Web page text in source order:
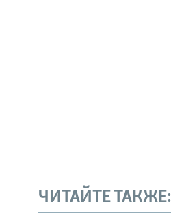
ЧИТАЙТЕ ТАКЖЕ: